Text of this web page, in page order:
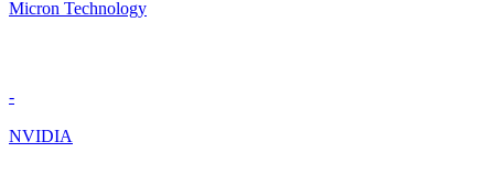
Micron Technology
-
NVIDIA